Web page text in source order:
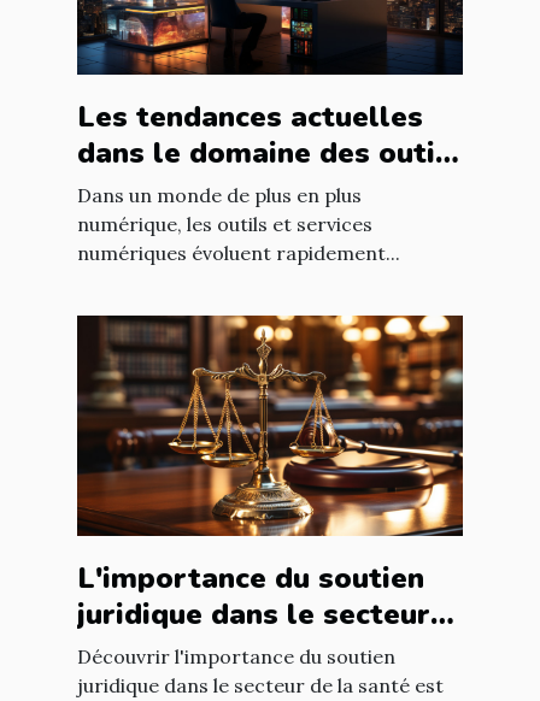
Les tendances actuelles
dans le domaine des outils
et services numériques
Dans un monde de plus en plus
numérique, les outils et services
numériques évoluent rapidement...
L'importance du soutien
juridique dans le secteur
de la santé
Découvrir l'importance du soutien
juridique dans le secteur de la santé est